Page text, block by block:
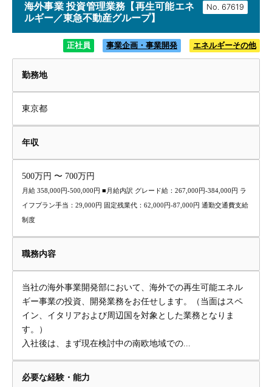
No.
海外事業 投資管理業務【再生可能エネ
ルギー／東急不動産グループ】
正社員 事業企画・事業開発 エネルギーその他
勤務地
東京都
年収
500万円 〜 700万円
月給 358,000円-500,000円 ■月給内訳 グレード給：267,000円-384,000円 ラ
イフプラン手当：29,000円 固定残業代：62,000円-87,000円 通勤交通費支給
制度
職務内容
当社の海外事業開発部において、海外での再生可能エネル
ギー事業の投資、開発業務をお任せします。（当面はスペ
イン、イタリアおよび周辺国を対象とした業務となりま
す。）
入社後は、まず現在検討中の南欧地域での...
必要な経験・能力